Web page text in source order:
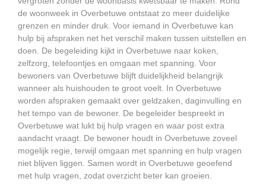
de woonweek in Overbetuwe ontstaat zo meer duidelijke
grenzen en minder druk. Voor iemand in Overbetuwe kan
hulp bij afspraken net het verschil maken tussen uitstellen en
doen. De begeleiding kijkt in Overbetuwe naar koken,
zelfzorg, telefoontjes en omgaan met spanning. Voor
bewoners van Overbetuwe blijft duidelijkheid belangrijk
wanneer als huishouden te groot voelt. In Overbetuwe
worden afspraken gemaakt over geldzaken, daginvulling en
het tempo van de bewoner. De begeleider bespreekt in
Overbetuwe wat lukt bij hulp vragen en waar post extra
aandacht vraagt. De bewoner houdt in Overbetuwe zoveel
mogelijk regie, terwijl omgaan met spanning en hulp vragen
niet blijven liggen. Samen wordt in Overbetuwe geoefend
met hulp vragen, zodat overzicht beter kan groeien.